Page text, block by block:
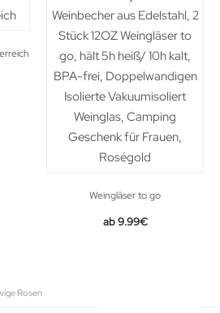
Weingläser to go
9.99€
Rosen